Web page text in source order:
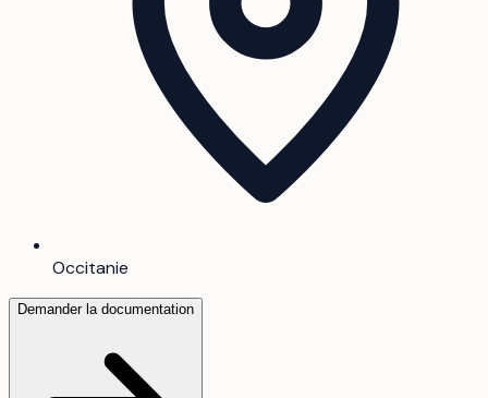
Occitanie
Demander la documentation